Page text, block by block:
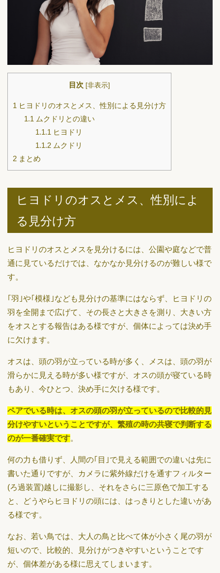
目次 [非表示]
1 ヒヨドリのオスとメス、性別による見分け方
1.1 ムクドリとの違い
1.1.1 ヒヨドリ
1.1.2ムクドリ
2 まとめ
ヒヨドリのオスとメス、性別によ
る見分け方
ヒヨドリのオスとメスを見分けるには、公園や庭などで普
通に見ているだけでは、なかなか見分けるのが難しい様で
す。
｢羽｣や｢模様｣なども見分けの基準にはならず、ヒヨドリの
羽を全開まで広げて、その長さと大きさを測り、大きい方
をオスとする報告はある様ですが、個体によっては決め手
に欠けます。
オスは、頭の羽が立っている時が多く、メスは、頭の羽が
滑らかに見える時が多い様ですが、オスの頭が寝ている時
もあり、今ひとつ、決め手に欠ける様です。
ペアでいる時は、オスの頭の羽が立っているので比較的見
分けやすいということですが、繁殖の時の共寝で判断する
のが一番確実です。
何の力も借りず、人間の｢目｣で見える範囲での違いは先に
書いた通りですが、カメラに紫外線だけを通すフィルター
(ろ過装置)越しに撮影し、それをさらに三原色で加工する
と、どうやらヒヨドリの頭には、はっきりとした違いがあ
る様です。
なお、若い鳥では、大人の鳥と比べて体が小さく尾の羽が
短いので、比較的、見分けがつきやすいということです
が、個体差がある様に思えてしまいます。